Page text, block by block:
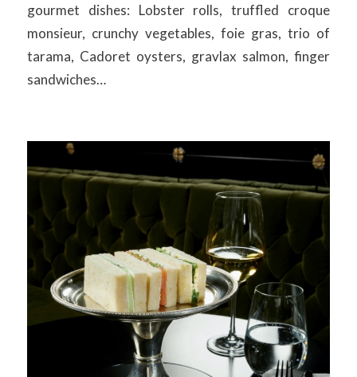
gourmet dishes: Lobster rolls, truffled croque
monsieur, crunchy vegetables, foie gras, trio of
tarama, Cadoret oysters, gravlax salmon, finger
sandwiches…